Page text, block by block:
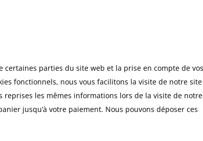
parties du site web et la prise en compte de vos
fonctionnels, nous vous facilitons la visite de notre site
reprises les mêmes informations lors de la visite de
jusqu’à votre paiement. Nous pouvons déposer ces